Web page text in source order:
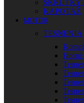
SKRUTKY
KAPOTÁŽ
MOTOR
TESNENIA
Horné